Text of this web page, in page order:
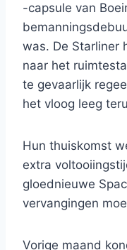
-capsule van
was. De Starliner
naar het
te gevaarlijk
het vloog leeg
Hun thuiskomst
extra
gloednieuwe
vervangingen
Vorige maand